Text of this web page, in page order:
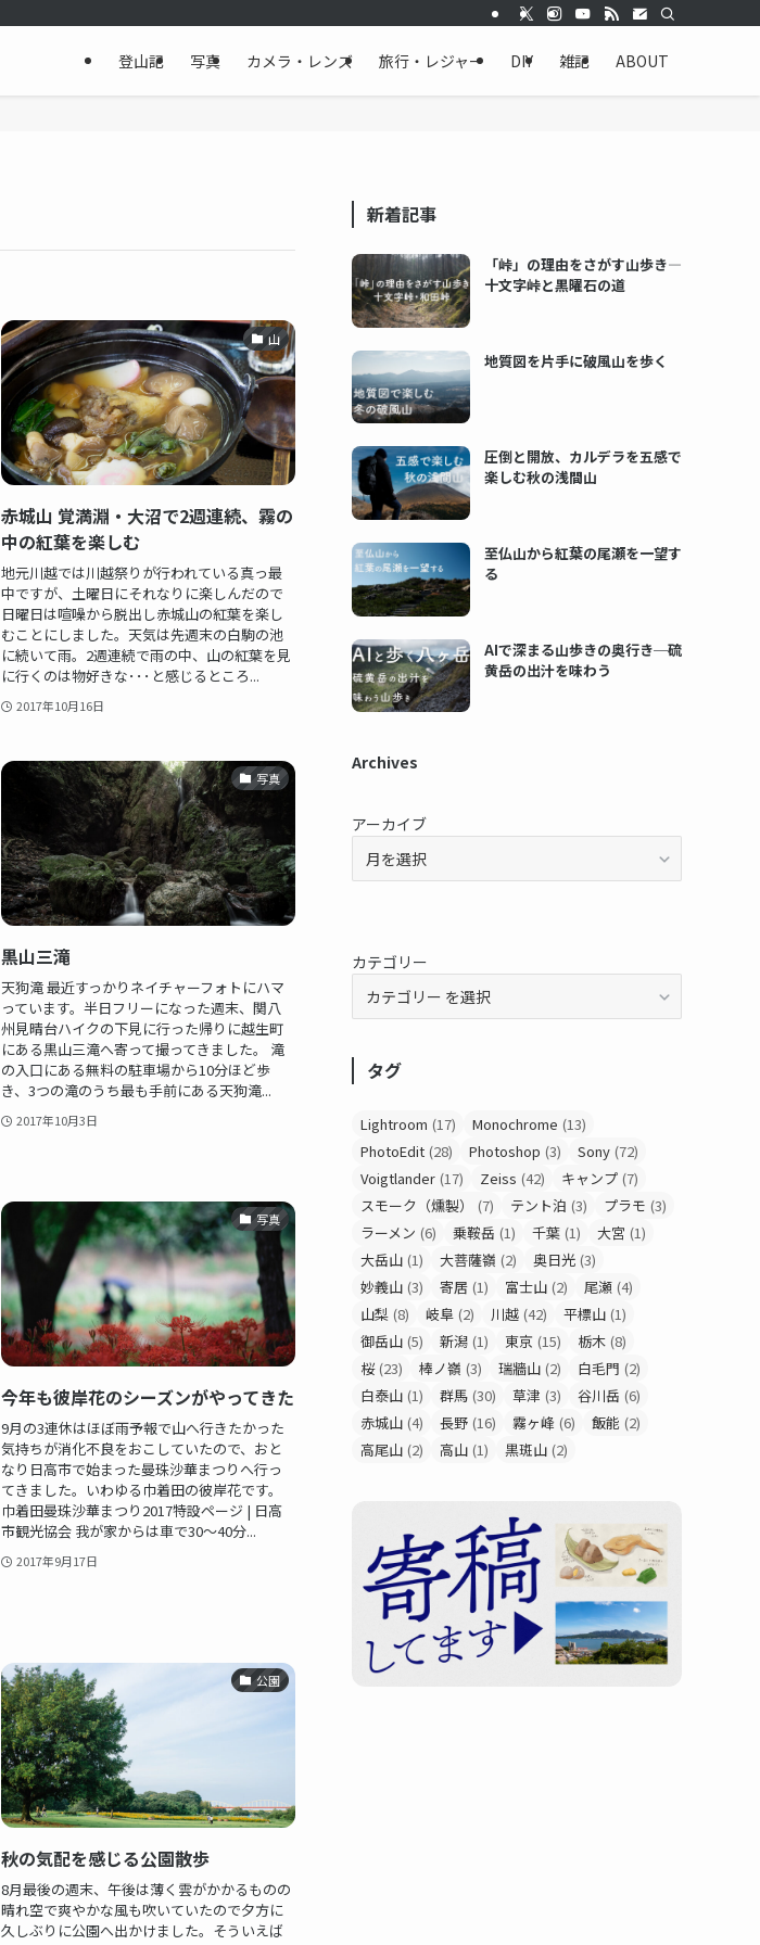
登山記 写真 カメラ・レンズ 旅行・レジャー DIY 雑記 ABOUT
山
赤城山 覚満淵・大沼で2週連続、霧の
中の紅葉を楽しむ
地元川越では川越祭りが行われている真っ最
中ですが、土曜日にそれなりに楽しんだので
日曜日は喧噪から脱出し赤城山の紅葉を楽し
むことにしました。天気は先週末の白駒の池
に続いて雨。2週連続で雨の中、山の紅葉を見
に行くのは物好きな･･･と感じるところ...
2017年10月16日
写真
黒山三滝
天狗滝 最近すっかりネイチャーフォトにハマ
っています。半日フリーになった週末、関八
州見晴台ハイクの下見に行った帰りに越生町
にある黒山三滝へ寄って撮ってきました。 滝
の入口にある無料の駐車場から10分ほど歩
き、3つの滝のうち最も手前にある天狗滝...
2017年10月3日
写真
今年も彼岸花のシーズンがやってきた
9月の3連休はほぼ雨予報で山へ行きたかった
気持ちが消化不良をおこしていたので、おと
なり日高市で始まった曼珠沙華まつりへ行っ
てきました。いわゆる巾着田の彼岸花です。
巾着田曼珠沙華まつり2017特設ページ | 日高
市観光協会 我が家からは車で30〜40分...
2017年9月17日
公園
秋の気配を感じる公園散歩
8月最後の週末、午後は薄く雲がかかるものの
晴れ空で爽やかな風も吹いていたので夕方に
久しぶりに公園へ出かけました。そういえば
新着記事
「峠」の理由をさがす山歩き―
十文字峠と黒曜石の道
地質図を片手に破風山を歩く
圧倒と開放、カルデラを五感で
楽しむ秋の浅間山
至仏山から紅葉の尾瀬を一望す
る
AIで深まる山歩きの奥行き─硫
黄岳の出汁を味わう
Archives
アーカイブ
カテゴリー
タグ
Lightroom (17) Monochrome (13)
PhotoEdit (28) Photoshop (3) Sony (72)
Voigtlander (17) Zeiss (42) キャンプ (7)
スモーク（燻製）
(7) テント泊 (3) プラモ (3)
ラーメン (6) 乗鞍岳 (1) 千葉 (1) 大宮 (1)
大岳山 (1) 大菩薩嶺 (2) 奥日光 (3)
妙義山 (3) 寄居 (1) 富士山 (2) 尾瀬 (4)
山梨 (8) 岐阜 (2) 川越 (42) 平標山 (1)
御岳山 (5) 新潟 (1) 東京 (15) 栃木 (8)
桜 (23) 棒ノ嶺 (3) 瑞牆山 (2) 白毛門 (2)
白泰山 (1) 群馬 (30) 草津 (3) 谷川岳 (6)
赤城山 (4) 長野 (16) 霧ヶ峰 (6) 飯能 (2)
高尾山 (2) 高山 (1) 黒斑山 (2)